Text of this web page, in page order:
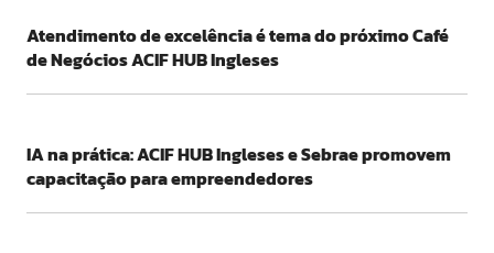
Atendimento de excelência é tema do próximo Café
de Negócios ACIF HUB Ingleses
IA na prática: ACIF HUB Ingleses e Sebrae promovem
capacitação para empreendedores